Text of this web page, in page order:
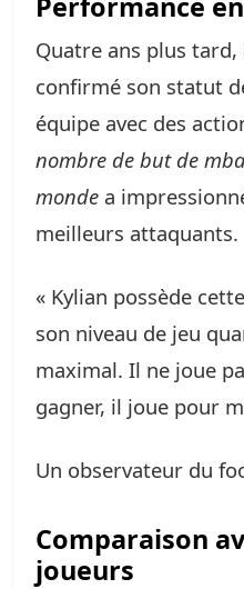
Quatre ans plus tard,
confirmé son statut
équipe avec des
nombre de but de
monde a
meilleurs attaquants.
« Kylian possède
son niveau de jeu
maximal. Il ne joue
gagner, il joue pour
Un observateur du
Comparaison
joueurs